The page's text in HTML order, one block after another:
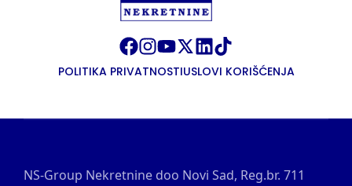
POLITIKA PRIVATNOSTIUSLOVI KORIŠĆENJA
NS-Group Nekretnine doo Novi Sad, Reg.br. 711